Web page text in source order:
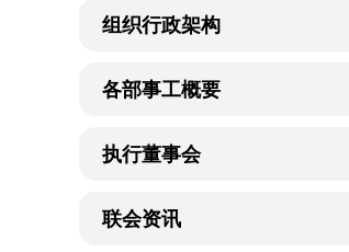
组织行政架构
各部事工概要
执行董事会
联会资讯